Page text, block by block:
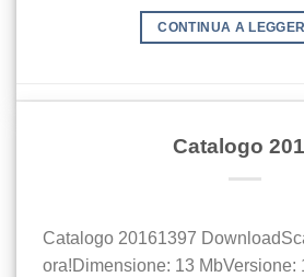
CONTINUA A
Catalogo
Catalogo 20161397
ora!Dimensione: 13 MbVersione: